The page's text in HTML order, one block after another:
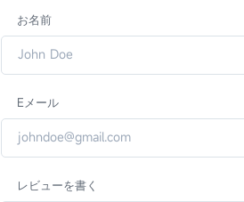
お名前
Eメール
レビューを書く